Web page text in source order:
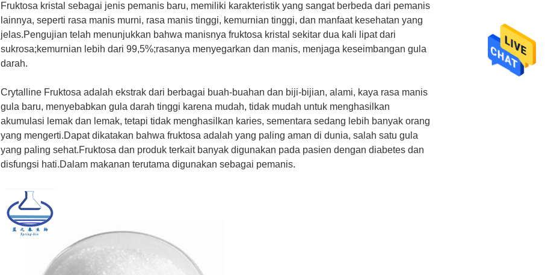
Fruktosa kristal sebagai jenis pemanis baru, memiliki karakteristik yang sangat berbeda dari pemanis
lainnya, seperti rasa manis murni, rasa manis tinggi, kemurnian tinggi, dan manfaat kesehatan yang
jelas.Pengujian telah menunjukkan bahwa manisnya fruktosa kristal sekitar dua kali lipat dari
sukrosa;kemurnian lebih dari 99,5%;rasanya menyegarkan dan manis, menjaga keseimbangan gula
darah.
Crytalline Fruktosa adalah ekstrak dari berbagai buah-buahan dan biji-bijian, alami, kaya rasa manis
gula baru, menyebabkan gula darah tinggi karena mudah, tidak mudah untuk menghasilkan
akumulasi lemak dan lemak, tetapi tidak menghasilkan karies, sementara sedang lebih banyak orang
yang mengerti.Dapat dikatakan bahwa fruktosa adalah yang paling aman di dunia, salah satu gula
yang paling sehat.Fruktosa dan produk terkait banyak digunakan pada pasien dengan diabetes dan
disfungsi hati.Dalam makanan terutama digunakan sebagai pemanis.